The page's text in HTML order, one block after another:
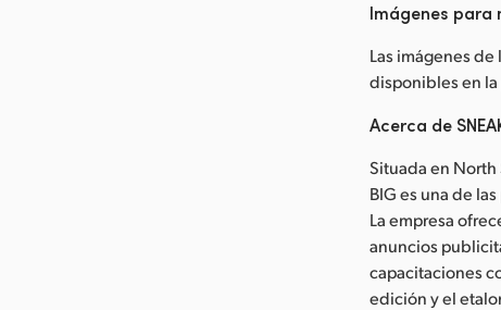
Imágenes para
Las imágenes
disponibles en
Acerca de
Situada en North
BIG es una de
La empresa
anuncios
capacitaciones
edición y el